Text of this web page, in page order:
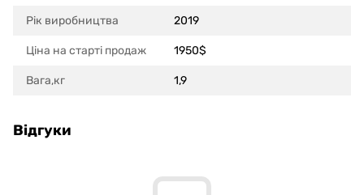
Рік виробництва 2019
Ціна на старті продаж 1950$
Вага,кг 1,9
Відгуки